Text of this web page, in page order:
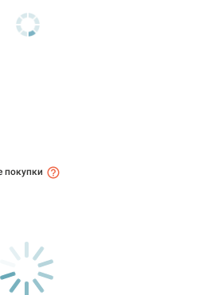
покупки